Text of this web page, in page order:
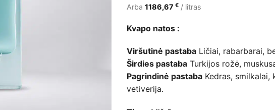
Arba 1186,67 € / litras
Kvapo natos :
Viršutinė pastaba Ličiai, rabarbarai,
Širdies pastaba Turkijos rožė,
Pagrindinė pastaba Kedras, smilkalai,
vetiverija.